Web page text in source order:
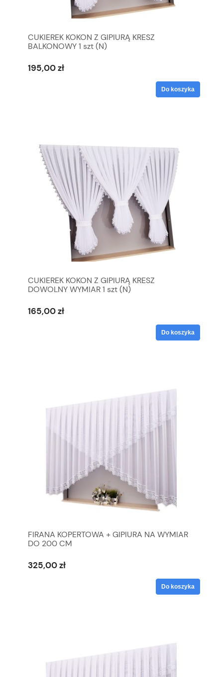
CUKIEREK KOKON Z GIPIURĄ KRESZ
BALKONOWY 1 szt (N)
195,00 zł
Do koszyka
CUKIEREK KOKON Z GIPIURĄ KRESZ
DOWOLNY WYMIAR 1 szt (N)
165,00 zł
Do koszyka
FIRANA KOPERTOWA + GIPIURA NA WYMIAR
DO 200 CM
325,00 zł
Do koszyka